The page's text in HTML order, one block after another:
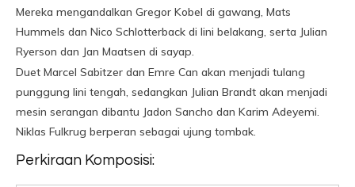
Mereka mengandalkan Gregor Kobel di gawang, Mats
Hummels dan Nico Schlotterback di lini belakang, serta Julian
Ryerson dan Jan Maatsen di sayap.
Duet Marcel Sabitzer dan Emre Can akan menjadi tulang
punggung lini tengah, sedangkan Julian Brandt akan menjadi
mesin serangan dibantu Jadon Sancho dan Karim Adeyemi.
Niklas Fulkrug berperan sebagai ujung tombak.
Perkiraan Komposisi: